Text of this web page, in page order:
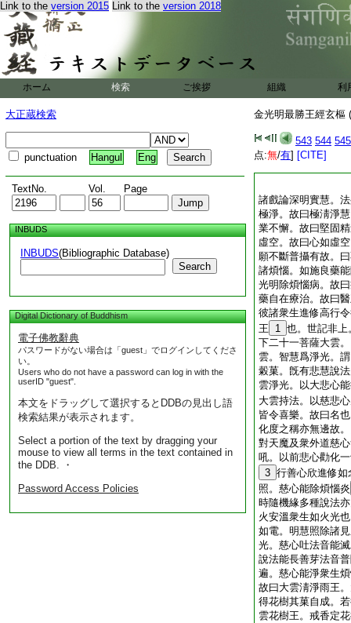
Link to the version 2015 Link to the version 2018
ホーム 検索 ご挨拶 組織 利
大正蔵検索
punctuation Hangul Eng
TextNo. Vol. Page
INBUDS
INBUDS(Bibliographic Database)
Search
Digital Dictionary of Buddhism
電子佛教辭典
パスワードがない場合は「guest」でログインしてくださ
い。
Users who do not have a password can log in with the
userID "guest".
本文をドラッグして選択するとDDBの見出し語
検索結果が表示されます。
Select a portion of the text by dragging your
mouse to view all terms in the text contained in
the DDB. ・
Password Access Policies
金光明最勝王經玄樞
543 544 545
点:無/有] [CITE]
諸戲論深明實慧。
極淨。故曰極淸淨
業不懈。故曰堅固
虛空。故曰心如虛
願不斷普攝有故。
諸煩惱。如施良藥
光明除煩惱病。故
藥自在療治。故曰
彼諸衆生進修高行
王
1 也。世記非上
下二十一菩薩大雲
雲。智慧爲淨光。
糓菓。旣有悲慧說
雲淨光。以大悲心
大雲持法。以慈悲
皆令喜樂。故曰名
化度之稱亦無邊故
對天魔及衆外道慈
吼。以前悲心勸化
3 行善心欣進修
照。慈心能除煩惱炎
時隨機緣多種說法
火安溫衆生如火光
如電。明慧照除諸
光。慈心吐法音能
說法能長善芽法音
遍。慈心能淨衆生
故曰大雲淸淨雨王
得花樹其菓自成。
雲花樹王。戒香定